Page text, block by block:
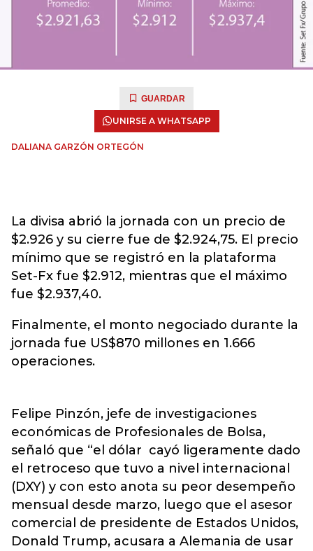
GUARDAR
UNIRSE A WHATSAPP
DALIANA GARZÓN ORTEGÓN
La divisa abrió la jornada con un precio de
$2.926 y su cierre fue de $2.924,75. El precio
mínimo que se registró en la plataforma
Set-Fx fue $2.912, mientras que el máximo
fue $2.937,40.
Finalmente, el monto negociado durante la
jornada fue US$870 millones en 1.666
operaciones.
Felipe Pinzón, jefe de investigaciones
económicas de Profesionales de Bolsa,
señaló que “el dólar cayó ligeramente dado
el retroceso que tuvo a nivel internacional
(DXY) y con esto anota su peor desempeño
mensual desde marzo, luego que el asesor
comercial de presidente de Estados Unidos,
Donald Trump, acusara a Alemania de usar